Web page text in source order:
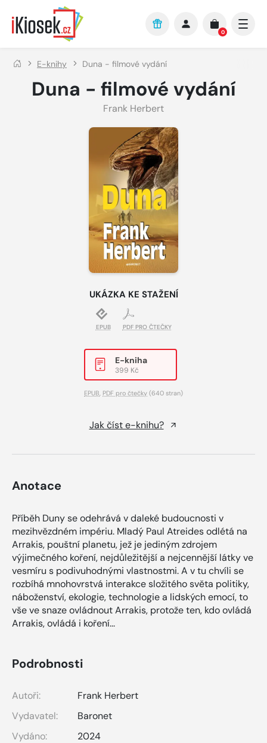
Přejít na hlavní obsah
0
E-knihy Duna - filmové vydání
Duna - filmové vydání
Frank Herbert
UKÁZKA KE STAŽENÍ
EPUB PDF PRO ČTEČKY
E-kniha
399 Kč
EPUB, PDF pro čtečky (640 stran)
Jak číst e-knihu?
Anotace
Příběh Duny se odehrává v daleké budoucnosti v
mezihvězdném impériu. Mladý Paul Atreides odlétá na
Arrakis, pouštní planetu, jež je jediným zdrojem
výjimečného koření, nejdůležitější a nejcennější látky ve
vesmíru s podivuhodnými vlastnostmi. A v tu chvíli se
rozbíhá mnohovrstvá interakce složitého světa politiky,
náboženství, ekologie, technologie a lidských emocí, to
vše ve snaze ovládnout Arrakis, protože ten, kdo ovládá
Arrakis, ovládá i koření...
Podrobnosti
Autoři:
Frank Herbert
Vydavatel:
Baronet
Vydáno:
2024